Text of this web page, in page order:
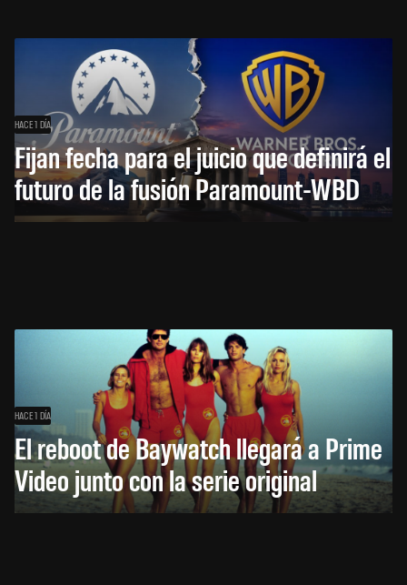
HACE 1 DÍA
Fijan fecha para el juicio que definirá el
futuro de la fusión Paramount-WBD
HACE 1 DÍA
El reboot de Baywatch llegará a Prime
Video junto con la serie original